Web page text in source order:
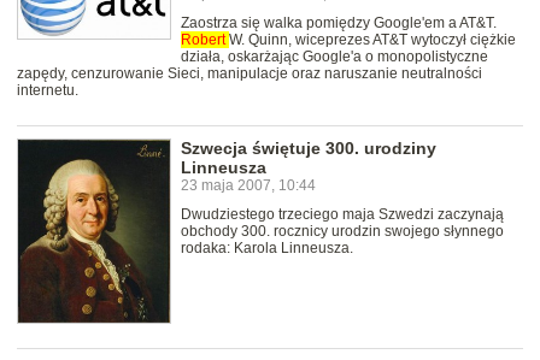
Zaostrza się walka pomiędzy Google'em a AT&T.
RobertW. Quinn, wiceprezes AT&T wytoczył ciężkie
działa, oskarżając Google'a o monopolistyczne
zapędy, cenzurowanie Sieci, manipulacje oraz naruszanie neutralności
internetu.
Szwecja świętuje 300. urodziny
Linneusza
23 maja 2007, 10:44
Dwudziestego trzeciego maja Szwedzi zaczynają
obchody 300. rocznicy urodzin swojego słynnego
rodaka: Karola Linneusza.